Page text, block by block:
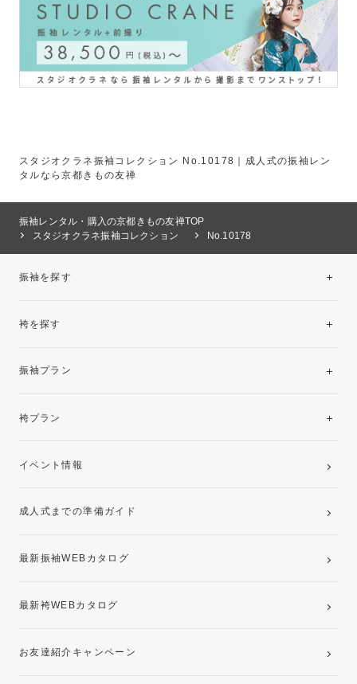
スタジオクラネ振袖コレクション No.10178｜成人式の振袖レン
タルなら京都きもの友禅
振袖レンタル・購入の京都きもの友禅TOP
スタジオクラネ振袖コレクション
No.10178
振袖を探す
袴を探す
振袖プラン
レンタルプラン
袴プラン
卒業袴レンタルプラン
イベント情報
成人式までの準備ガイド
最新振袖WEBカタログ
最新袴WEBカタログ
お友達紹介キャンペーン